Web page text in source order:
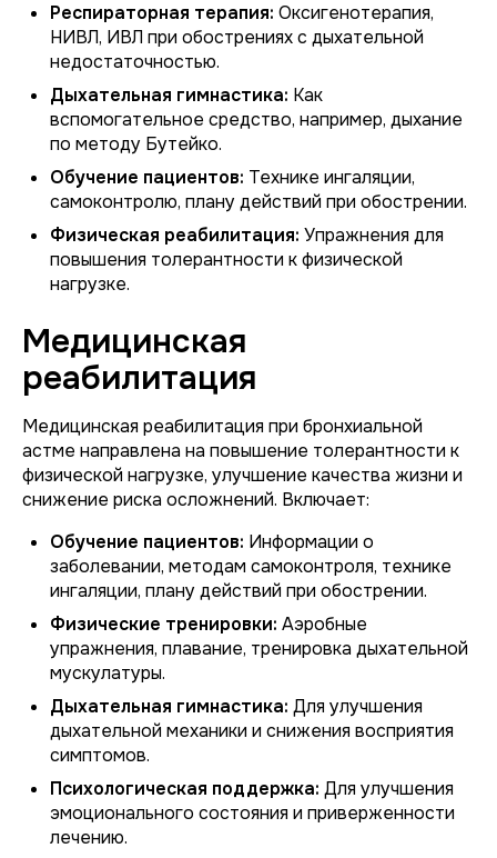
Респираторная терапия: Оксигенотерапия,
НИВЛ, ИВЛ при обострениях с дыхательной
недостаточностью.
Дыхательная гимнастика: Как
вспомогательное средство, например, дыхание
по методу Бутейко.
Обучение пациентов: Технике ингаляции,
самоконтролю, плану действий при обострении.
Физическая реабилитация: Упражнения для
повышения толерантности к физической
нагрузке.
Медицинская
реабилитация
Медицинская реабилитация при бронхиальной
астме направлена на повышение толерантности к
физической нагрузке, улучшение качества жизни и
снижение риска осложнений. Включает:
Обучение пациентов: Информации о
заболевании, методам самоконтроля, технике
ингаляции, плану действий при обострении.
Физические тренировки: Аэробные
упражнения, плавание, тренировка дыхательной
мускулатуры.
Дыхательная гимнастика: Для улучшения
дыхательной механики и снижения восприятия
симптомов.
Психологическая поддержка: Для улучшения
эмоционального состояния и приверженности
лечению.